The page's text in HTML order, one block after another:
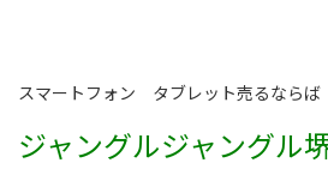
スマートフォン タブレット売るならば
ジャングルジャングル